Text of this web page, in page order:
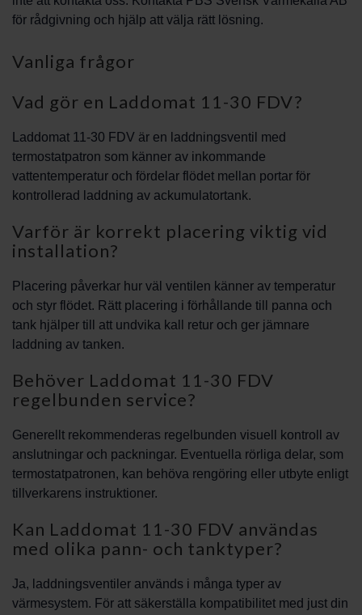
för rådgivning och hjälp att välja rätt lösning.
Vanliga frågor
Vad gör en Laddomat 11-30 FDV?
Laddomat 11-30 FDV är en laddningsventil med
termostatpatron som känner av inkommande
vattentemperatur och fördelar flödet mellan portar för
kontrollerad laddning av ackumulatortank.
Varför är korrekt placering viktig vid
installation?
Placering påverkar hur väl ventilen känner av temperatur
och styr flödet. Rätt placering i förhållande till panna och
tank hjälper till att undvika kall retur och ger jämnare
laddning av tanken.
Behöver Laddomat 11-30 FDV
regelbunden service?
Generellt rekommenderas regelbunden visuell kontroll av
anslutningar och packningar. Eventuella rörliga delar, som
termostatpatronen, kan behöva rengöring eller utbyte enligt
tillverkarens instruktioner.
Kan Laddomat 11-30 FDV användas
med olika pann- och tanktyper?
Ja, laddningsventiler används i många typer av
värmesystem. För att säkerställa kompatibilitet med just din